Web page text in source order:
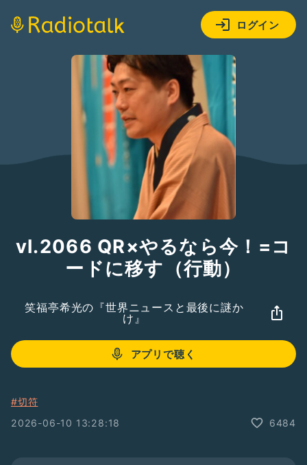
ログイン
vl.2066 QR×やるなら今！=コ
ードに移す（行動）
笑福亭希光の『世界ニュースと最後に謎か
け』
アプリで聴く
#切符
2026-06-10 13:28:18
6484